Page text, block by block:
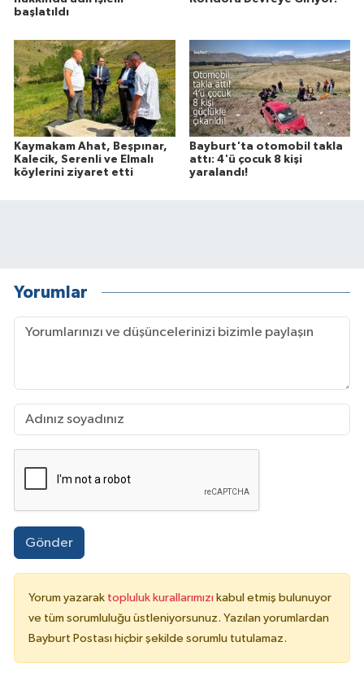
başlatıldı
Kaymakam Ahat, Beşpınar,
Kalecik, Serenli ve Elmalı
köylerini ziyaret etti
Bayburt'ta otomobil takla
attı: 4'ü çocuk 8 kişi
yaralandı!
Yorumlar
Gönder
Yorum yazarak topluluk kurallarımızı kabul etmiş bulunuyor
ve tüm sorumluluğu üstleniyorsunuz. Yazılan yorumlardan
Bayburt Postası hiçbir şekilde sorumlu tutulamaz.